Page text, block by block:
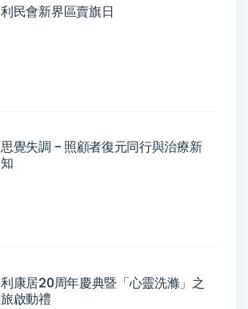
利民會新界區賣旗日
思覺失調 - 照顧者復元同行與治療新
知
利康居20周年慶典暨「心靈洗滌」之
旅啟動禮